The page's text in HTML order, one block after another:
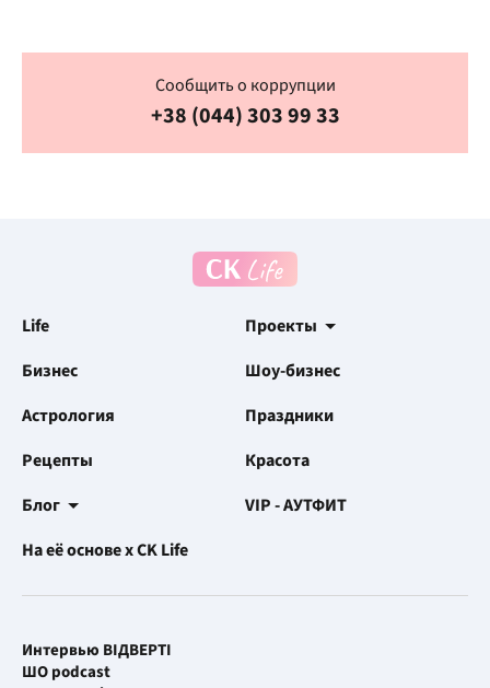
Сообщить о коррупции
+38 (044) 303 99 33
Life
Проекты
Бизнес
Шоу-бизнес
Астрология
Праздники
Рецепты
Красота
Блог
VIP - АУТФИТ
На её основе x CK Life
Интервью ВІДВЕРТІ
ШО podcast